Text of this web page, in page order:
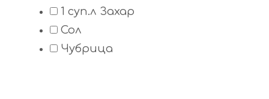
1 суп.л Захар
Сол
Чубрица